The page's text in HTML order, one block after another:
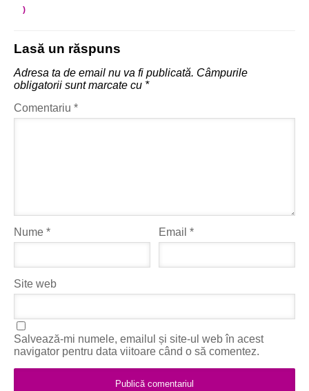
)
Lasă un răspuns
Adresa ta de email nu va fi publicată. Câmpurile
obligatorii sunt marcate cu *
Comentariu *
Nume * Email*
Site web
Salvează-mi numele, emailul și site-ul web în acest
navigator pentru data viitoare când o să comentez.